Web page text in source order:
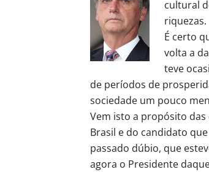
cultural
riquezas.
É certo
volta a
teve
de períodos de
sociedade um pouco
Vem isto a propósito
Brasil e do candidato
passado dúbio, que
agora o Presidente